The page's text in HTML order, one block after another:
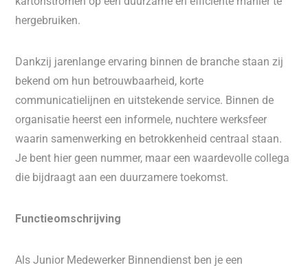
hergebruiken.
Dankzij jarenlange ervaring binnen de branche staan zij
bekend om hun betrouwbaarheid, korte
communicatielijnen en uitstekende service. Binnen de
organisatie heerst een informele, nuchtere werksfeer
waarin samenwerking en betrokkenheid centraal staan.
Je bent hier geen nummer, maar een waardevolle collega
die bijdraagt aan een duurzamere toekomst.
Functieomschrijving
Als Junior Medewerker Binnendienst ben je een